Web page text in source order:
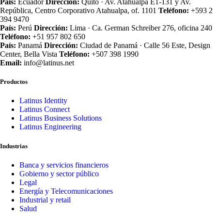
País: Ecuador Dirección: Quito · Av. Atahualpa E1‑131 y Av.
República, Centro Corporativo Atahualpa, of. 1101 Teléfono: +593 2
394 9470
País: Perú Dirección: Lima · Ca. German Schreiber 276, oficina 240
Teléfono: +51 957 802 650
País: Panamá Dirección: Ciudad de Panamá · Calle 56 Este, Design
Center, Bella Vista Teléfono: +507 398 1990
Email: info@latinus.net
Productos
Latinus Identity
Latinus Connect
Latinus Business Solutions
Latinus Engineering
Industrias
Banca y servicios financieros
Gobierno y sector público
Legal
Energía y Telecomunicaciones
Industrial y retail
Salud